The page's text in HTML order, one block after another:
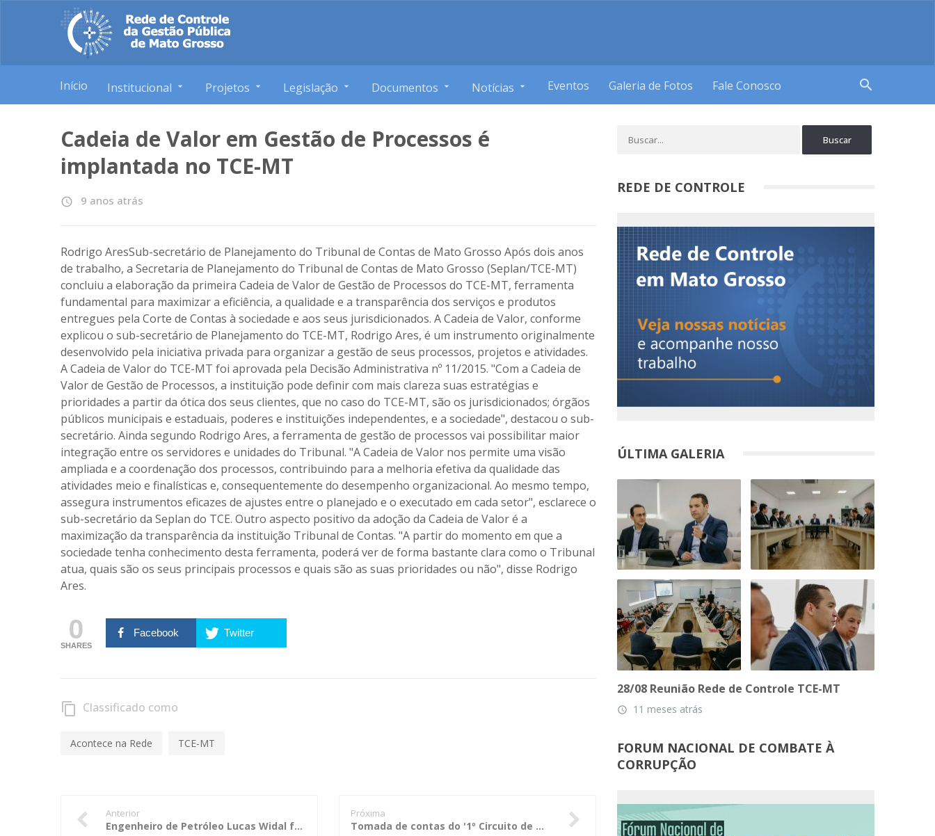
Início Institucional Projetos Legislação Documentos Notícias Eventos Galeria de Fotos Fale Conosco search
Cadeia de Valor em Gestão de Processos é
implantada no TCE-MT
access_time 9 anos atrás
Rodrigo AresSub-secretário de Planejamento do Tribunal de Contas de Mato Grosso Após dois anos
de trabalho, a Secretaria de Planejamento do Tribunal de Contas de Mato Grosso (Seplan/TCE-MT)
concluiu a elaboração da primeira Cadeia de Valor de Gestão de Processos do TCE-MT, ferramenta
fundamental para maximizar a eficiência, a qualidade e a transparência dos serviços e produtos
entregues pela Corte de Contas à sociedade e aos seus jurisdicionados. A Cadeia de Valor, conforme
explicou o sub-secretário de Planejamento do TCE-MT, Rodrigo Ares, é um instrumento originalmente
desenvolvido pela iniciativa privada para organizar a gestão de seus processos, projetos e atividades.
A Cadeia de Valor do TCE-MT foi aprovada pela Decisão Administrativa nº 11/2015. "Com a Cadeia de
Valor de Gestão de Processos, a instituição pode definir com mais clareza suas estratégias e
prioridades a partir da ótica dos seus clientes, que no caso do TCE-MT, são os jurisdicionados; órgãos
públicos municipais e estaduais, poderes e instituições independentes, e a sociedade", destacou o sub-
secretário. Ainda segundo Rodrigo Ares, a ferramenta de gestão de processos vai possibilitar maior
integração entre os servidores e unidades do Tribunal. "A Cadeia de Valor nos permite uma visão
ampliada e a coordenação dos processos, contribuindo para a melhoria efetiva da qualidade das
atividades meio e finalísticas e, consequentemente do desempenho organizacional. Ao mesmo tempo,
assegura instrumentos eficazes de ajustes entre o planejado e o executado em cada setor", esclarece o
sub-secretário da Seplan do TCE. Outro aspecto positivo da adoção da Cadeia de Valor é a
maximização da transparência da instituição Tribunal de Contas. "A partir do momento em que a
sociedade tenha conhecimento desta ferramenta, poderá ver de forma bastante clara como o Tribunal
atua, quais são os seus principais processos e quais são as suas prioridades ou não", disse Rodrigo
Ares.
0
SHARES
Facebook Twitter
content_copy Classificado como
Acontece na Rede TCE-MT
Anterior
Engenheiro de Petróleo Lucas Widal fala de sua atuação e destaca a probabilidade de sucesso profissional
Próxima
Tomada de contas do '1º Circuito de Quadrilha do Araguaia' é julgada regular
REDE DE CONTROLE
ÚLTIMA GALERIA
28/08 Reunião Rede de Controle TCE-MT
access_time 11 meses atrás
FORUM NACIONAL DE COMBATE À
CORRUPÇÃO